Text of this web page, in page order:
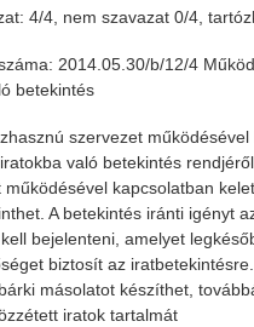
4/4, nem szavazat 0/4,
2014.05.30/b/12/4
betekintés
szervezet
való betekintés
működésével kapcsolatban
A betekintés iránti igényt
bejelenteni, amelyet
biztosít az
másolatot készíthet,
iratok tartalmát